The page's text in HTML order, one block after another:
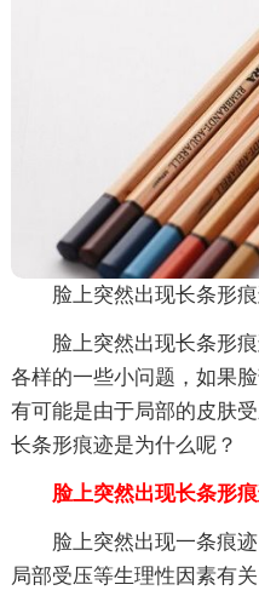
脸上突然出现长条形
脸上突然出现长条形
各样的一些小问题，如果
有可能是由于局部的皮肤
长条形痕迹是为什么呢？
脸上突然出现长条形痕
脸上突然出现一条痕
局部受压等生理性因素有